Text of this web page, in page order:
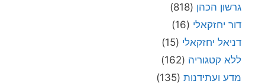
גרשון הכהן (818)
דור יחזקאלי (16)
דניאל יחזקאלי (15)
ללא קטגוריה (162)
מדע ועתידנות (135)